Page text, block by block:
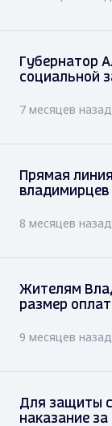
Губернатор
социальной
7 месяцев назад
Прямая
владимирцев
8 месяцев назад
Жителям
размер
9 месяцев назад
Для защиты
наказание